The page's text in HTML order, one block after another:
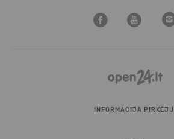
INFORMACIJA PIRKĖJUI